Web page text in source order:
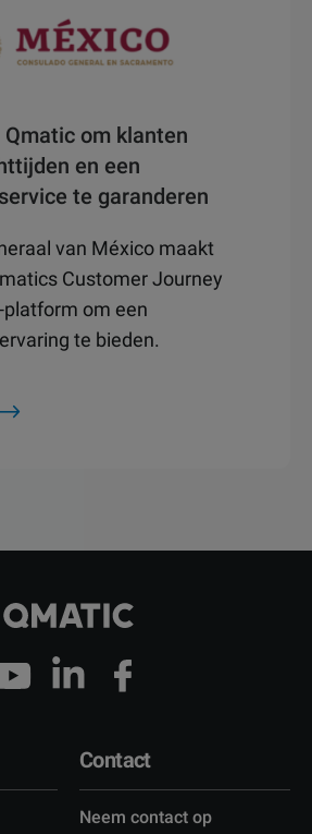
om klanten
en een
te garanderen
van México maakt
Customer Journey
om een
te bieden.
Contact
Neem contact op